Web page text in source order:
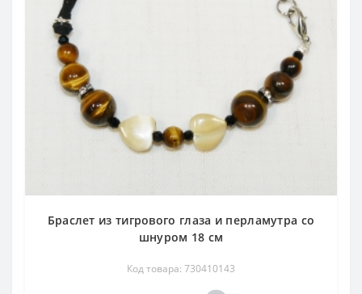
Браслет из тигрового глаза и перламутра со
шнуром 18 см
Код товара: 730410143